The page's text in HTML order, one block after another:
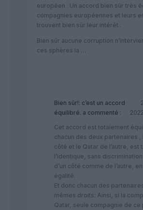
européen . Un accord bien sûr très
compagnies européennes et leurs
trouvent bien sûr leur intérêt .
Bien sûr aucune corruption
ces sphères la …
Bien sûr!: c’est un accord
équilibré. a commenté :
Cet accord est totalement
chacun des deux partenaires ,
côté et le Qatar de l’autre, est
l’identique, sans discrimination
d’un côté comme de l’autre,
égalité.
Et donc chacun des
mêmes droits: Ainsi, si la
Qatar, seule compagnie de ce